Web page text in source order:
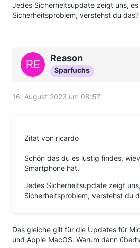
Jedes Sicherheitsupdate zeigt uns,
Sicherheitsproblem, verstehst du das?
Reason
Sparfuchs
16. August 2023 um 08:57
Zitat von ricardo
Schön das du es lustig findes,
Smartphone hat.
Jedes Sicherheitsupdate zeigt
Sicherheitsproblem, verstehst du
Das gleiche gilt für die Updates für
und Apple MacOS. Warum dann